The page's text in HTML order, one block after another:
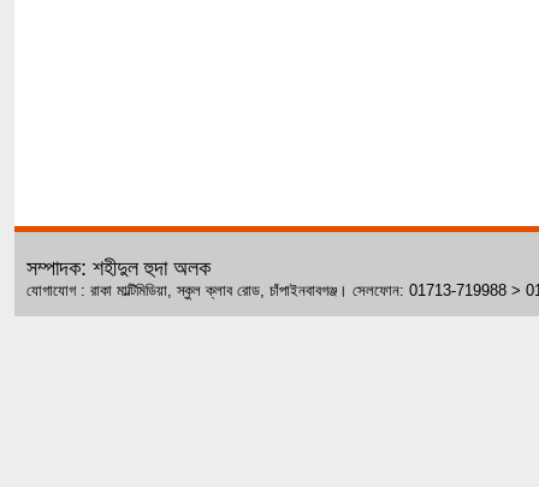
সম্পাদক: শহীদুল হুদা অলক
যোগাযোগ : রাকা মাল্টিমিডিয়া, স্কুল ক্লাব রোড, চাঁপাইনবাবগঞ্জ। সেলফোন: 01713-